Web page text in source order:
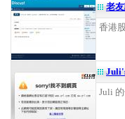
老
香港
Juli